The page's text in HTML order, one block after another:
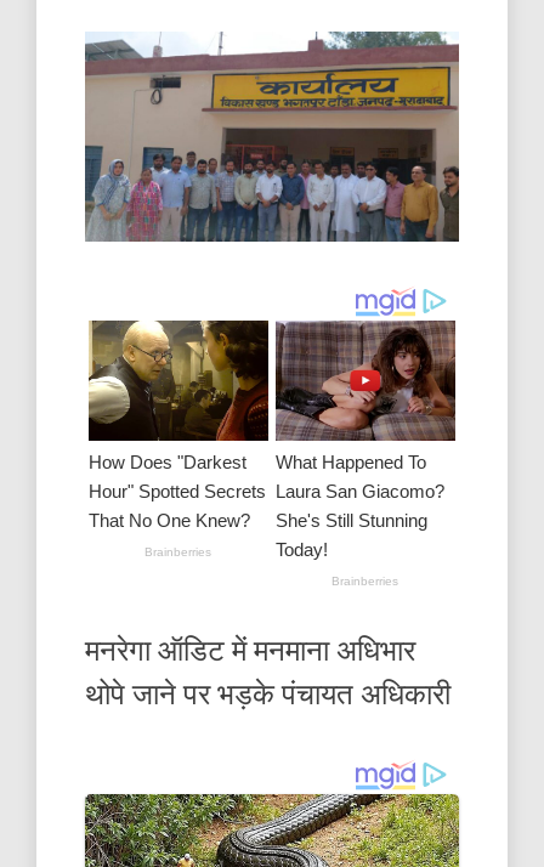
मनरेगा ऑडिट में मनमाना अधिभार
थोपे जाने पर भड़के पंचायत अधिकारी